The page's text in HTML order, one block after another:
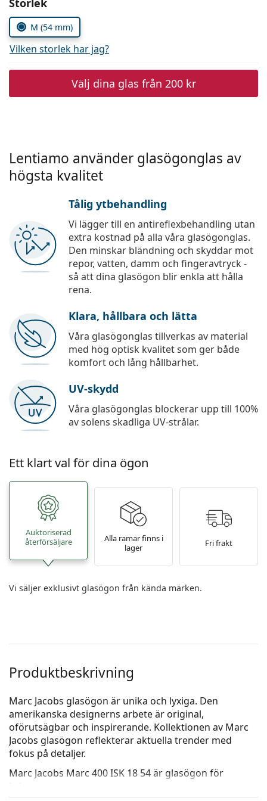
Persol
Prada
Upptäck alla
Välj parametrar
M (54 mm)
Vilken storlek har jag?
Välj dina glas från 200 kr
Lentiamo använder glasögonglas av
högsta kvalitet
Tålig ytbehandling
Vi lägger till en antireflexbehandling utan
extra kostnad på alla våra glasögonglas.
Den minskar bländning och skyddar mot
repor, vatten, damm och fingeravtryck -
så att dina glasögon blir enkla att hålla
rena.
Klara, hållbara och lätta
Våra glasögonglas tillverkas av material
med hög optisk kvalitet som ger både
komfort och lång hållbarhet.
UV-skydd
Våra glasögonglas blockerar upp till 100%
av solens skadliga UV-strålar.
Ett klart val för dina ögon
Auktoriserad
återförsäljare
Alla ramar finns i
lager
Fri frakt
Vi säljer exklusivt glasögon från kända märken.
Produktbeskrivning
Marc Jacobs glasögon är unika och lyxiga. Den
amerikanska designerns arbete är original,
oförutsägbar och inspirerande. Kollektionen av Marc
Jacobs glasögon reflekterar aktuella trender med
fokus på detaljer.
Marc Jacobs Marc 400 ISK 18 54är glasögon för